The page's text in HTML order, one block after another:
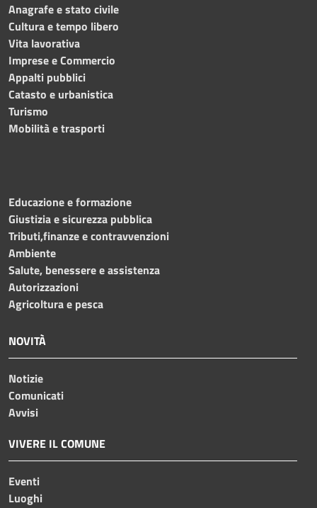
Anagrafe e stato civile
Cultura e tempo libero
Vita lavorativa
Imprese e Commercio
Appalti pubblici
Catasto e urbanistica
Turismo
Mobilità e trasporti
Educazione e formazione
Giustizia e sicurezza pubblica
Tributi,finanze e contravvenzioni
Ambiente
Salute, benessere e assistenza
Autorizzazioni
Agricoltura e pesca
NOVITÀ
Notizie
Comunicati
Avvisi
VIVERE IL COMUNE
Eventi
Luoghi